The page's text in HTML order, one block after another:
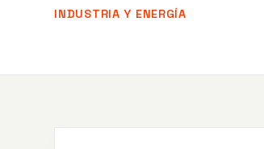
INDUSTRIA Y ENERGÍA